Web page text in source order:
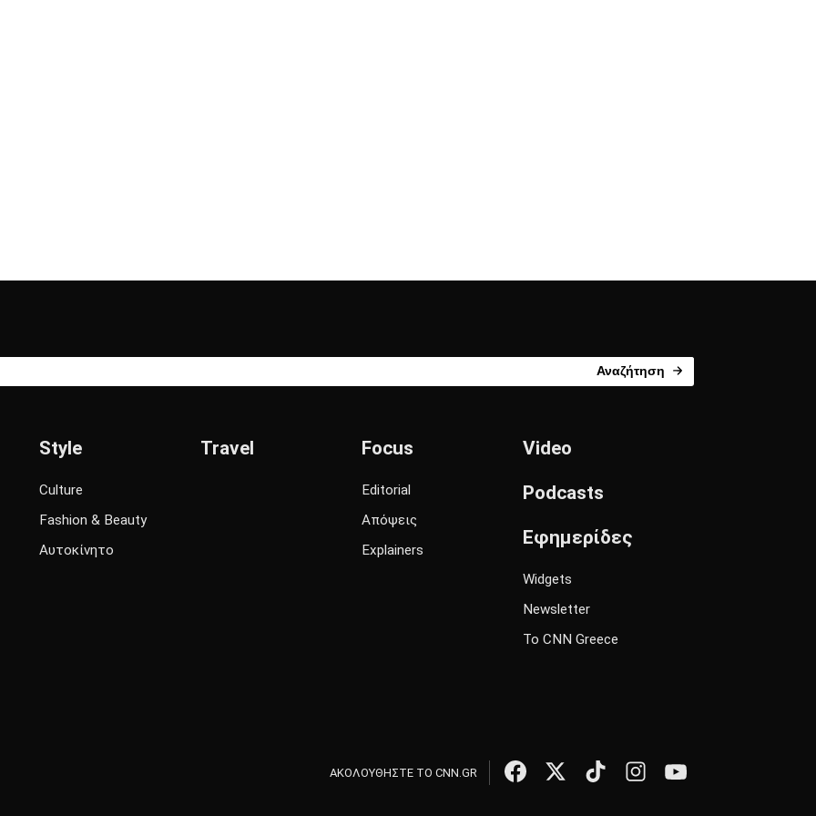
Αναζήτηση
Style
Culture
Fashion & Beauty
Αυτοκίνητο
Travel Focus
Editorial
Απόψεις
Explainers
Video
Podcasts
Εφημερίδες
Widgets
Newsletter
Το CNN Greece
ΑΚΟΛΟΥΘΗΣΤΕ ΤΟ CNN.GR